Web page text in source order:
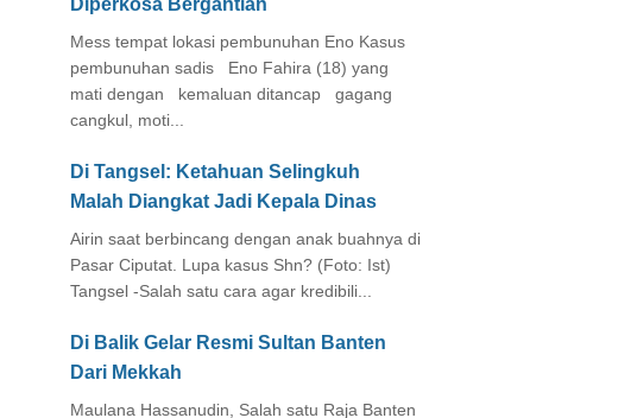
Diperkosa Bergantian
Mess tempat lokasi pembunuhan Eno Kasus
pembunuhan sadis Eno Fahira (18) yang
mati dengan kemaluan ditancap gagang
cangkul, moti...
Di Tangsel: Ketahuan Selingkuh
Malah Diangkat Jadi Kepala Dinas
Airin saat berbincang dengan anak buahnya di
Pasar Ciputat. Lupa kasus Shn? (Foto: Ist)
Tangsel -Salah satu cara agar kredibili...
Di Balik Gelar Resmi Sultan Banten
Dari Mekkah
Maulana Hassanudin, Salah satu Raja Banten